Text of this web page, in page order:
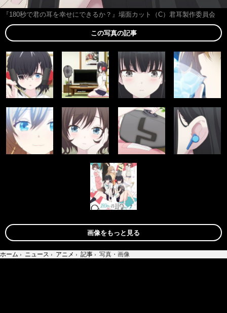
『180秒で君の耳を幸せにできるか？』場面カット（C）君耳製作委員会
この写真の記事
画像をもっと見る
ホーム › ニュース › アニメ › 記事 › 写真・画像